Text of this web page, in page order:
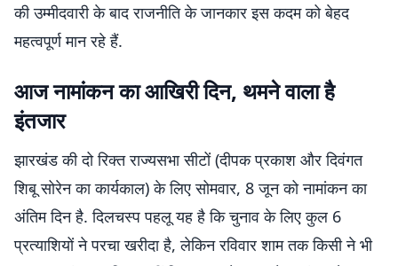
की उम्मीदवारी के बाद राजनीति के जानकार इस कदम को बेहद
महत्वपूर्ण मान रहे हैं.
आज नामांकन का आखिरी दिन, थमने वाला है
इंतजार
झारखंड की दो रिक्त राज्यसभा सीटों (दीपक प्रकाश और दिवंगत
शिबू सोरेन का कार्यकाल) के लिए सोमवार, 8 जून को नामांकन का
अंतिम दिन है. दिलचस्प पहलू यह है कि चुनाव के लिए कुल 6
प्रत्याशियों ने परचा खरीदा है, लेकिन रविवार शाम तक किसी ने भी